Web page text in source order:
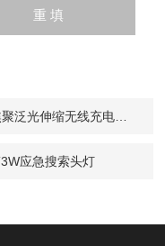
光伸缩无线充电手电筒
应急搜索头灯